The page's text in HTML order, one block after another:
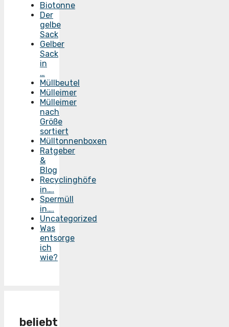
Biotonne
Der
gelbe
Sack
Gelber
Sack
in
…
Müllbeutel
Mülleimer
Mülleimer
nach
Größe
sortiert
Mülltonnenboxen
Ratgeber
&
Blog
Recyclinghöfe
in….
Spermüll
in….
Uncategorized
Was
entsorge
ich
wie?
beliebt